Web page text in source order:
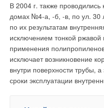
В 2004 г. также
домах №4-а, -б, -в, по ул. 30
по их результатам
исключением тонкой ржавой
применения
исключает возникновение
внутри поверхности трубы,
сроки эксплуатации
освещается при помощи
Вместимость — до 40
представляет собой
нагрузках первая стадия
обеспечивается воздухом
производимым системой
Увеличив холодильную
оказывает воздействие
росы.